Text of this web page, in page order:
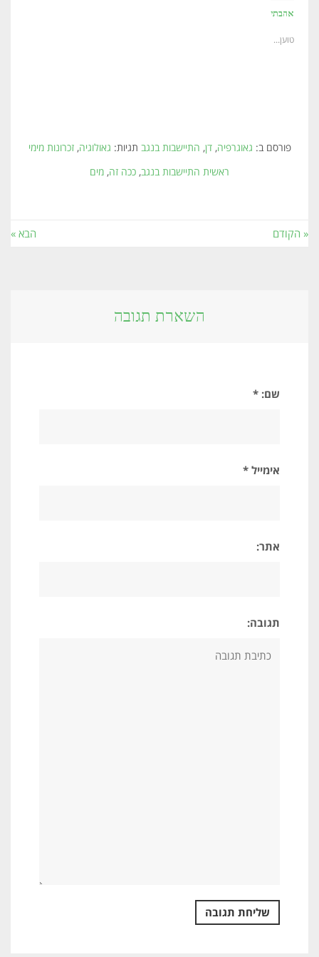
אהבתי
טוען...
פורסם ב: גאוגרפיה,דן, התיישבות בנגב תגיות: גאולוגיה,זכרונות מימי
ראשית התיישבות בנגב, ככה זה, מים
« הקודם הבא »
השארת תגובה
שם: *
אימייל *
אתר:
תגובה: